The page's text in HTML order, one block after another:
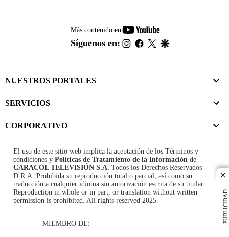
PUBLICIDAD
Más contenido en
youtube-
footer
Síguenos en: instagram
facebook
twitter
NUESTROS PORTALES
SERVICIOS
CORPORATIVO
El uso de este sitio web implica la aceptación de los Términos y
condiciones y Políticas de Tratamiento de la Información de
CARACOL TELEVISIÓN S.A. Todos los Derechos Reservados
D.R.A. Prohibida su reproducción total o parcial, así como su
traducción a cualquier idioma sin autorización escrita de su titular.
Reproduction in whole or in part, or translation without written
permission is prohibited. All rights reserved 2025.
MIEMBRO DE: